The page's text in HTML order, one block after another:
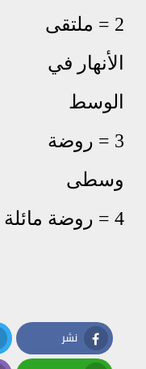
2 = ملتقى
الأنهار في
الوسط
3 = روضة
وسطى
4 = روضة مائلة
نشر
Facebook